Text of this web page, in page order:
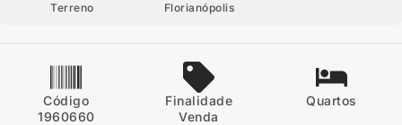
Terreno Florianópolis
Código
1960660
Finalidade
Venda
Quartos